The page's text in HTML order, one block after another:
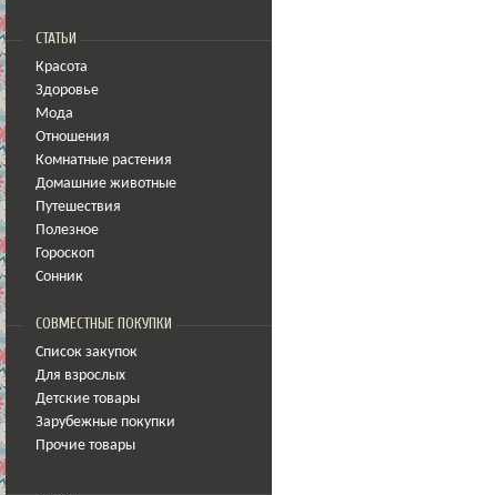
СТАТЬИ
Красота
Здоровье
Мода
Отношения
Комнатные растения
Домашние животные
Путешествия
Полезное
Гороскоп
Сонник
СОВМЕСТНЫЕ ПОКУПКИ
Список закупок
Для взрослых
Детские товары
Зарубежные покупки
Прочие товары